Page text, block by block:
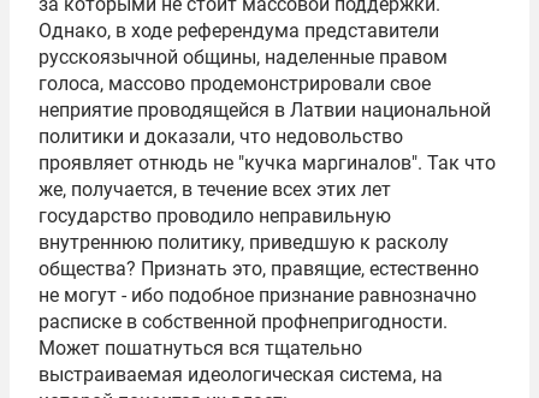
Однако, в ходе референдума представители
русскоязычной общины, наделенные правом
голоса, массово продемонстрировали свое
неприятие проводящейся в Латвии национальной
политики и доказали, что недовольство
проявляет отнюдь не "кучка маргиналов". Так что
же, получается, в течение всех этих лет
государство проводило неправильную
внутреннюю политику, приведшую к расколу
общества? Признать это, правящие, естественно
не могут - ибо подобное признание равнозначно
расписке в собственной профнепригодности.
Может пошатнуться вся тщательно
выстраиваемая идеологическая система, на